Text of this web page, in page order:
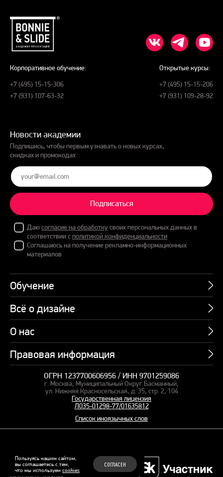
Пользуясь нашим сайтом,
вы соглашаетесь с тем,
что мы используем cookies
СОГЛАСЕН
Корпоративное обучение:
+7 (495) 15-15-306
+7 (931) 107-63-32
Открытые курсы:
+7 (495) 15-15-206
+7 (931) 109-28-92
Новости академии
Подпишись, чтобы первым узнавать о новых курсах,
скидках и промокодах
Подписаться
Даюсогласие на обработкусвоих персональных данных в
соответствии сполитикой конфиденциальности
Соглашаюсь на получение рекламно-информационных
материалов
Обучение
Курсы
Пакетные предложения
Профессии
Подарочные сертификаты
Корпоративное обучение
Курсы для сотрудников
Пакетные предложения
Всё о дизайне
Учебник по презентациям
Банк слайдов
Вебинары
Студия дизайна
Заказать презентацию
О нас
Об академии
СМИ о нас
Правовая информация
Карта сайта
Оферта и лицензия
Политика конфиденциальности
Рекомендательные технологии
Файлы Cookie
ОГРН 1237700606956 / ИНН 9701259086
г. Москва, Муниципальный Округ Басманный,
ул. Нижняя Красносельская, д. 35, стр. 2, 104
Государственная лицензия
Л035-01298-77/01635812
Список иноязычных слов
© 2015–2026 Бонни и Слайд
Обучающие курсы по